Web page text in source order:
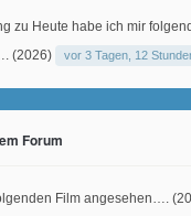
zu Heute habe ich mir
(2026)
vor 3 Tagen, 12
Forum
Film angesehen….